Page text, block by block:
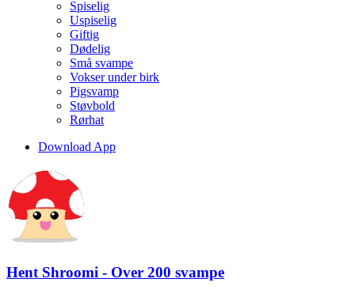
Spiselig
Uspiselig
Giftig
Dødelig
Små svampe
Vokser under birk
Pigsvamp
Støvbold
Rørhat
Download App
Hent Shroomi - Over 200 svampe